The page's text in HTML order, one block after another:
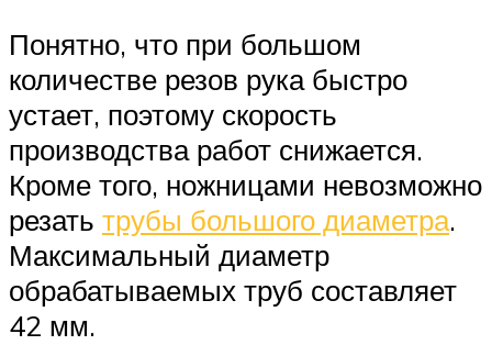
Понятно, что при большом
количестве резов рука быстро
устает, поэтому скорость
производства работ снижается.
Кроме того, ножницами невозможно
резать трубы большого диаметра.
Максимальный диаметр
обрабатываемых труб составляет
42 мм.